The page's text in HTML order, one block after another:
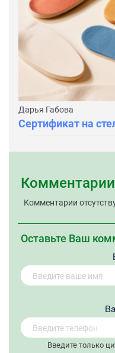
Дарья Габова
Сертификат на
Комментарии
Комментарии
Оставьте Ваш
Введите только